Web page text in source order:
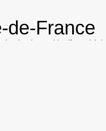
de-France
à vos objectifs : cohésion